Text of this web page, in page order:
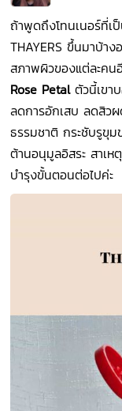
ถ้าพูดถึงโทนเนอร์ที่เ
THAYERS ขึ้นมาบ้า
สภาพผิวของแต่ละคน
Rose Petalตัวนี้เขา
ลดการอักเสบ ลดสิวผ
ธรรมชาติ กระชับรูขุ
ต้านอนุมูลอิสระ สาเ
บำรุงขั้นตอนต่อไปค่ะ